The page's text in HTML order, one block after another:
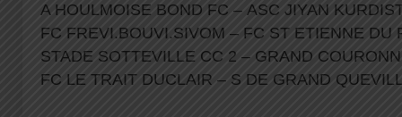
A HOULMOISE BOND FC – ASC JIYAN
FC FREVI.BOUVI.SIVOM – FC ST ETIENNE DU
STADE SOTTEVILLE CC 2 – GRAND
FC LE TRAIT DUCLAIR – S DE GRAND